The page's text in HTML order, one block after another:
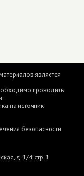
является
проводить
на источник
безопасности
д. 1/4, стр. 1